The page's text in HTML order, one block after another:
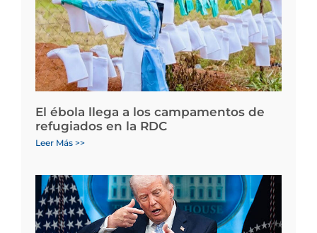
El ébola llega a los campamentos de
refugiados en la RDC
Leer Más >>